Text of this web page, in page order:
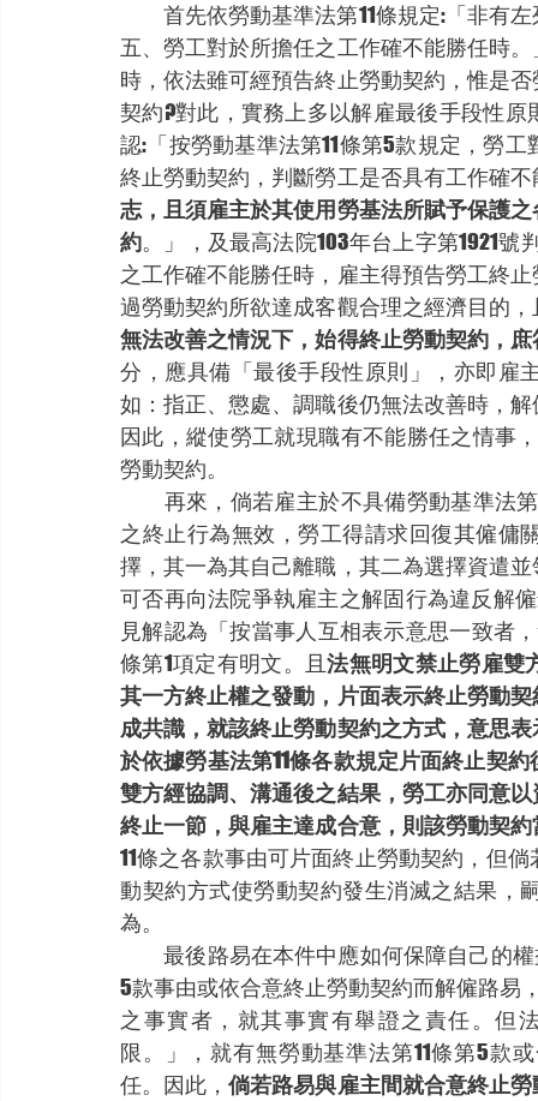
首先依勞動基準法第11條規定:「非有左
五、勞工對於所擔任之工作確不能勝任時
時，依法雖可經預告終止勞動契約，惟是
契約?對此，實務上多以解雇最後手段性原
認:「按勞動基準法第11條第5款規定，勞
終止勞動契約，判斷勞工是否具有工作確
志，且須雇主於其使用勞基法所賦予保護
約。」，及最高法院103年台上字第1921
之工作確不能勝任時，雇主得預告勞工終
過勞動契約所欲達成客觀合理之經濟目的，
無法改善之情況下，始得終止勞動契約，
分，應具備「最後手段性原則」，亦即雇
如：指正、懲處、調職後仍無法改善時，
因此，縱使勞工就現職有不能勝任之情事
勞動契約。
再來，倘若雇主於不具備勞動基準法第
之終止行為無效，勞工得請求回復其僱傭
擇，其一為其自己離職，其二為選擇資遣
可否再向法院爭執雇主之解固行為違反解
見解認為「按當事人互相表示意思一致者
條第1項定有明文。且法無明文禁止勞雇雙
其一方終止權之發動，片面表示終止勞動
成共識，就該終止勞動契約之方式，意思
於依據勞基法第11條各款規定片面終止契
雙方經協調、溝通後之結果，勞工亦同意
終止一節，與雇主達成合意，則該勞動契
11條之各款事由可片面終止勞動契約，但
動契約方式使勞動契約發生消滅之結果，
為。
最後路易在本件中應如何保障自己的權
5款事由或依合意終止勞動契約而解僱路易
之事實者，就其事實有舉證之責任。但
限。」，就有無勞動基準法第11條第5款
任。因此，倘若路易與雇主間就合意終止